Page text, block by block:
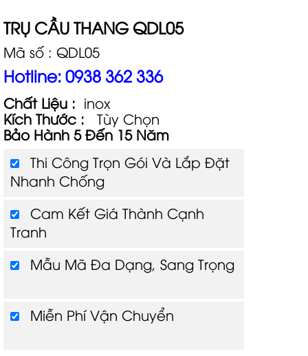
TRỤ CẦU THANG QDL05
Mã số : QDL05
Hotline: 0938 362 336
Chất Liệu : inox
Kích Thước : Tùy Chọn
Bảo Hành 5 Đến 15 Năm
Thi Công Trọn Gói Và Lắp Đặt
Nhanh Chống
Cam Kết Giá Thành Cạnh
Tranh
Mẫu Mã Đa Dạng, Sang Trọng
Miễn Phí Vận Chuyển